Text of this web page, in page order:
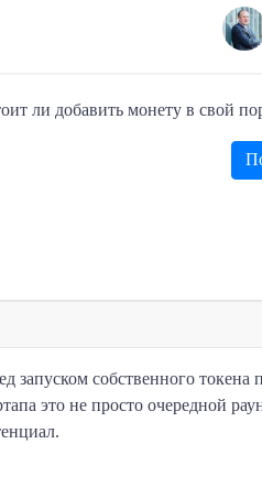
ли добавить монету в свой
запуском собственного токена
это не просто очередной